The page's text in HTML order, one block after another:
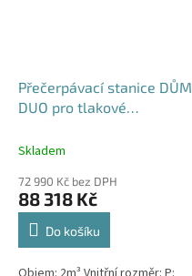
Přečerpávací stanice DŮM
DUO pro tlakové
nádrž 2m3
Skladem
72 990 Kč bez DPH
88 318 Kč
Do košíku